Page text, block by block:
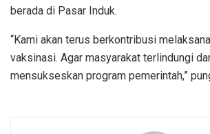
berada di Pasar Induk.
“Kami akan terus berkontribusi
vaksinasi. Agar masyarakat terlindungi
mensukseskan program pemerintah,”